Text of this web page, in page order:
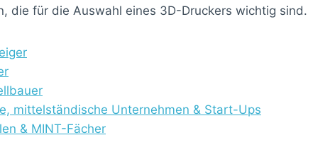
die für die Auswahl eines 3D-Druckers wichtig sind.
mittelständische Unternehmen & Start-Ups
& MINT-Fächer